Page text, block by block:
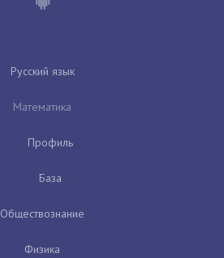
Русский язык
Математика
Профиль
База
Обществознание
Физика